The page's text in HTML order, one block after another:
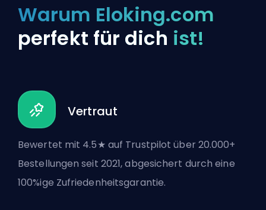
Warum Eloking.com
perfekt für dich ist!
Vertraut
Bewertet mit 4.5★ auf Trustpilot über 20.000+
Bestellungen seit 2021, abgesichert durch eine
100%ige Zufriedenheitsgarantie.